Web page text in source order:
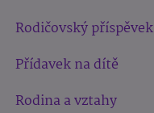
Rodičovský příspěvek
Přídavek na dítě
Rodina a vztahy